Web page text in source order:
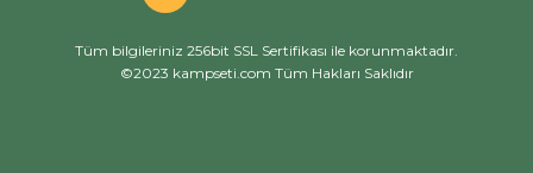
Tüm bilgileriniz 256bit SSL Sertifikası ile korunmaktadır.
©2023 kampseti.com Tüm Hakları Saklıdır